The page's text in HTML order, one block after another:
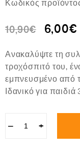
Κωδικός
10,90€ 6,00€
Ανακαλύψτε τη
τροχόσπιτό του,
εμπνευσμένο από
Ιδανικό για
− +